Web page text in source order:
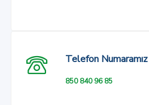
Telefon Numaramız
850 840 96 85